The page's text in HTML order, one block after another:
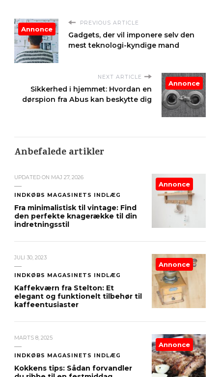
PREVIOUS ARTICLE
Gadgets, der vil imponere selv den
mest teknologi-kyndige mand
Annonce
NEXT ARTICLE
Sikkerhed i hjemmet: Hvordan en
dørspion fra Abus kan beskytte dig
Annonce
Anbefalede artikler
UPDATED ON MAJ 27, 2026
INDKØBS MAGASINETS INDLÆG
Fra minimalistisk til vintage: Find
den perfekte knagerække til din
indretningsstil
Annonce
JULI 30, 2023
INDKØBS MAGASINETS INDLÆG
Kaffekværn fra Stelton: Et
elegant og funktionelt tilbehør til
kaffeentusiaster
Annonce
MARTS 8, 2025
INDKØBS MAGASINETS INDLÆG
Kokkens tips: Sådan forvandler
Annonce